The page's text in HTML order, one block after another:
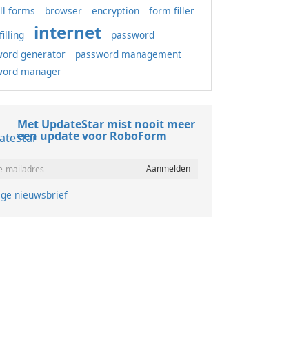
forms browser encryption
form filler
internet
password
generator
password management
manager
Met UpdateStar mist nooit meer
een update voor RoboForm
nieuwsbrief